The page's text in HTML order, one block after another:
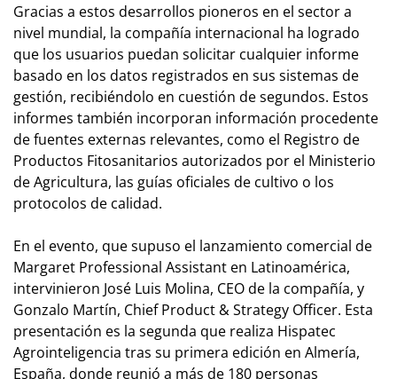
Gracias a estos desarrollos pioneros en el sector a
nivel mundial, la compañía internacional ha logrado
que los usuarios puedan solicitar cualquier informe
basado en los datos registrados en sus sistemas de
gestión, recibiéndolo en cuestión de segundos. Estos
informes también incorporan información procedente
de fuentes externas relevantes, como el Registro de
Productos Fitosanitarios autorizados por el Ministerio
de Agricultura, las guías oficiales de cultivo o los
protocolos de calidad.
En el evento, que supuso el lanzamiento comercial de
Margaret Professional Assistant en Latinoamérica,
intervinieron José Luis Molina, CEO de la compañía, y
Gonzalo Martín, Chief Product & Strategy Officer. Esta
presentación es la segunda que realiza Hispatec
Agrointeligencia tras su primera edición en Almería,
España, donde reunió a más de 180 personas